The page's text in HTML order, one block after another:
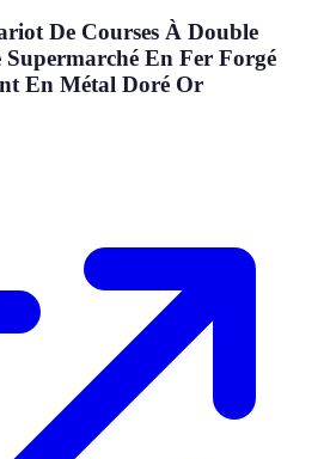
De Courses À Double
En Fer Forgé
En Métal Doré Or